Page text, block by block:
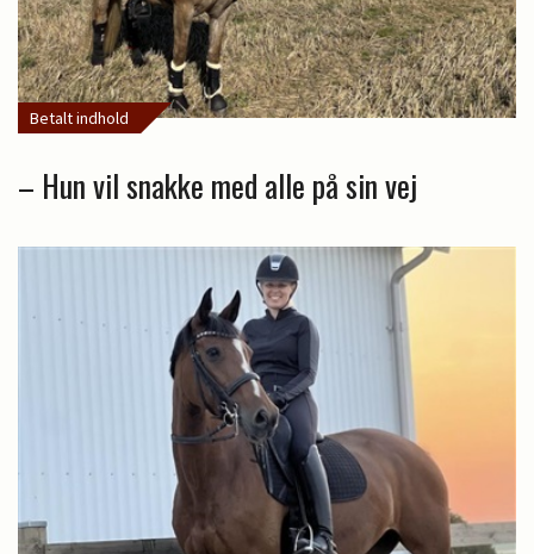
Betalt indhold
– Hun vil snakke med alle på sin vej